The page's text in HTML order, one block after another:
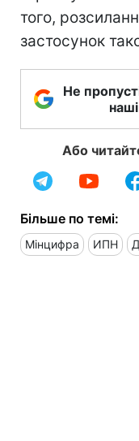
того,
застосунок
Не
Або
Більше по темі:
Мінцифра ИПН